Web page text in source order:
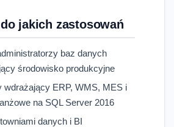
jakich zastosowań
baz danych
środowisko produkcyjne
wdrażający ERP, WMS, MES i
na SQL Server 2016
danych i BI